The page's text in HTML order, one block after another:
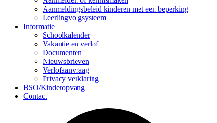
Aanmeldingsbeleid kinderen met een beperking
Leerlingvolgsysteem
Informatie
Schoolkalender
Vakantie en verlof
Documenten
Nieuwsbrieven
Verlofaanvraag
Privacy verklaring
BSO/Kinderopvang
Contact